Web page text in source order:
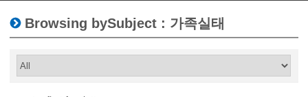
Browsing bySubject : 가족실태